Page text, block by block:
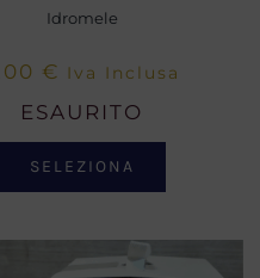
Idromele
€ Iva Inclusa
ESAURITO
SELEZIONA